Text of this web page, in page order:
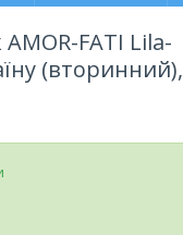
FATI Lila-
(вторинний),